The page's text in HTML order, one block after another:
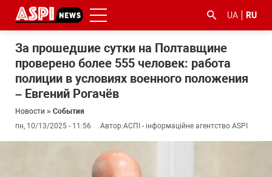
UA RU
За прошедшие сутки на Полтавщине
проверено более 555 человек: работа
полиции в условиях военного положения
– Евгений Рогачёв
Новости » События
пн, 10/13/2025 - 11:56
Автор:АСПІ - інформаційне агентство ASPI